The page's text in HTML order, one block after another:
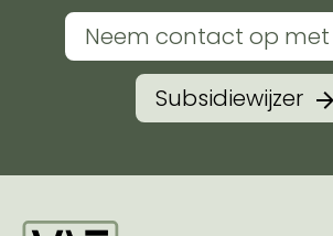
Neem contact op met
Subsidiewijzer